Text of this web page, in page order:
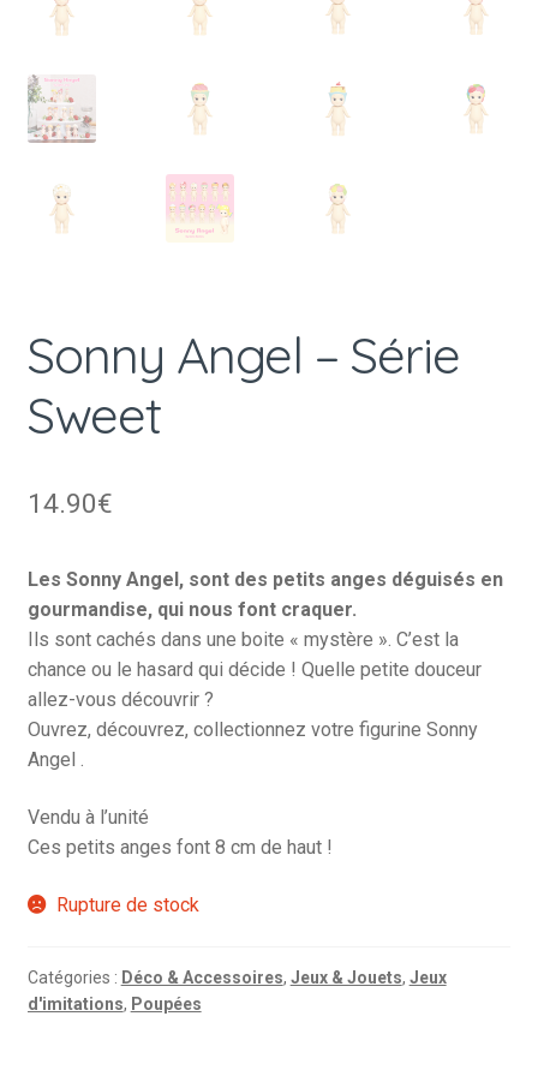
Sonny Angel – Série
Sweet
14.90€
Les Sonny Angel, sont des petits anges déguisés en
gourmandise, qui nous font craquer.
Ils sont cachés dans une boite « mystère ». C’est la
chance ou le hasard qui décide ! Quelle petite douceur
allez-vous découvrir ?
Ouvrez, découvrez, collectionnez votre figurine Sonny
Angel .
Vendu à l’unité
Ces petits anges font 8 cm de haut !
Rupture de stock
Catégories : Déco & Accessoires, Jeux & Jouets, Jeux
d'imitations, Poupées